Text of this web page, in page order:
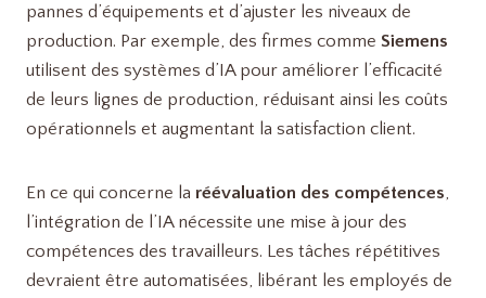
pannes d’équipements et d’ajuster les niveaux de
production. Par exemple, des firmes comme Siemens
utilisent des systèmes d’IA pour améliorer l’efficacité
de leurs lignes de production, réduisant ainsi les coûts
opérationnels et augmentant la satisfaction client.
En ce qui concerne la réévaluation des compétences,
l’intégration de l’IA nécessite une mise à jour des
compétences des travailleurs. Les tâches répétitives
devraient être automatisées, libérant les employés de